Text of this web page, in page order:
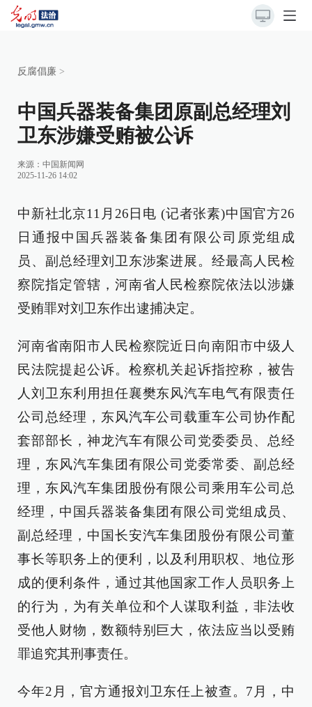
反腐倡廉 >
中国兵器装备集团原副总经理刘
卫东涉嫌受贿被公诉
来源： 中国新闻网
2025-11-26 14:02
中新社北京11月26日电 (记者张素)中国官方26
日通报中国兵器装备集团有限公司原党组成
员、副总经理刘卫东涉案进展。经最高人民检
察院指定管辖，河南省人民检察院依法以涉嫌
受贿罪对刘卫东作出逮捕决定。
河南省南阳市人民检察院近日向南阳市中级人
民法院提起公诉。检察机关起诉指控称，被告
人刘卫东利用担任襄樊东风汽车电气有限责任
公司总经理，东风汽车公司载重车公司协作配
套部部长，神龙汽车有限公司党委委员、总经
理，东风汽车集团有限公司党委常委、副总经
理，东风汽车集团股份有限公司乘用车公司总
经理，中国兵器装备集团有限公司党组成员、
副总经理，中国长安汽车集团股份有限公司董
事长等职务上的便利，以及利用职权、地位形
成的便利条件，通过其他国家工作人员职务上
的行为，为有关单位和个人谋取利益，非法收
受他人财物，数额特别巨大，依法应当以受贿
罪追究其刑事责任。
今年2月，官方通报刘卫东任上被查。7月，中